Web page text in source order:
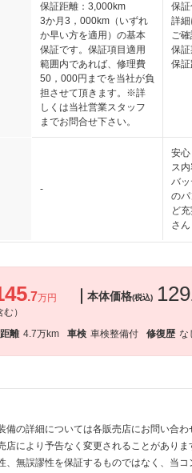
保証距離：3,000km
3か月3，000km（いずれ
か早い方を適用）の基本
保証です。保証項目適用
範囲内であれば、修理費
50，000円までを当社が負
担させて頂きます。※詳
しくは当社営業スタッフ
までお問合せ下さい。
保
詳
ご確
保証
保
-
安
ス内
バ
の
ど
さん
.7万円
）
本体価格(税込) 129
離 4.7万km 車検 車検整備付 修復歴 な
の詳細については各販売店にお問い合わ
により予告なく変更されることがあり
、無誤謬性を保証するものではなく、当